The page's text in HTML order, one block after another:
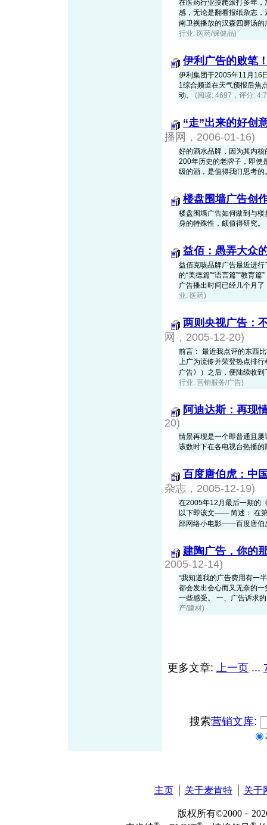
在医药行业摸爬滚打多年
感，无论是翻看报纸杂志
南卫视播放的汉森四磨汤
行业: 医药/保健品)
伊利广告的败笔
伊利集团于2005年11月16
1综合频道在天气预报后焦
动。 (阅读: 4697，评分:
“走”出来的好创
播网，2006-01-16)
好的酒水品牌，因为其内
200年历史的老牌子，即使
级的酒，是值得我们思考
楼盘围墙广告创
楼盘围墙广告如何做到与
身的特殊性，颇值得研究。
益佰：愚弄大众
益佰克咳品牌广告最近进
的“美德篇”“语言篇”“教育
广告播出时间已经几个月
业: 医药)
两则央视广告：
网，2005-12-20)
前言： 最近我点评的东西
上广为流传并荣登热点排
广告》）之后，便陆续收
行业: 营销服务/广告)
阿迪达斯：再现
20)
情景再现是一个即普通且
该数时下在各电视台热播
百度唐伯虎：中
杂志，2005-12-19)
在2005年12月最后一期的
以下即该文—— 简述： 在
部网络小电影——百度唐伯
建陶广告，你的
2005-12-14)
“我知道我的广告费用有一
都会发出会心而又无奈的
一些感受。 一、广告诉求
产/建材)
更多文章: 上一页 ...
搜索营销文库:
主页│ 关于麦肯特│ 关于
版权所有©2000－